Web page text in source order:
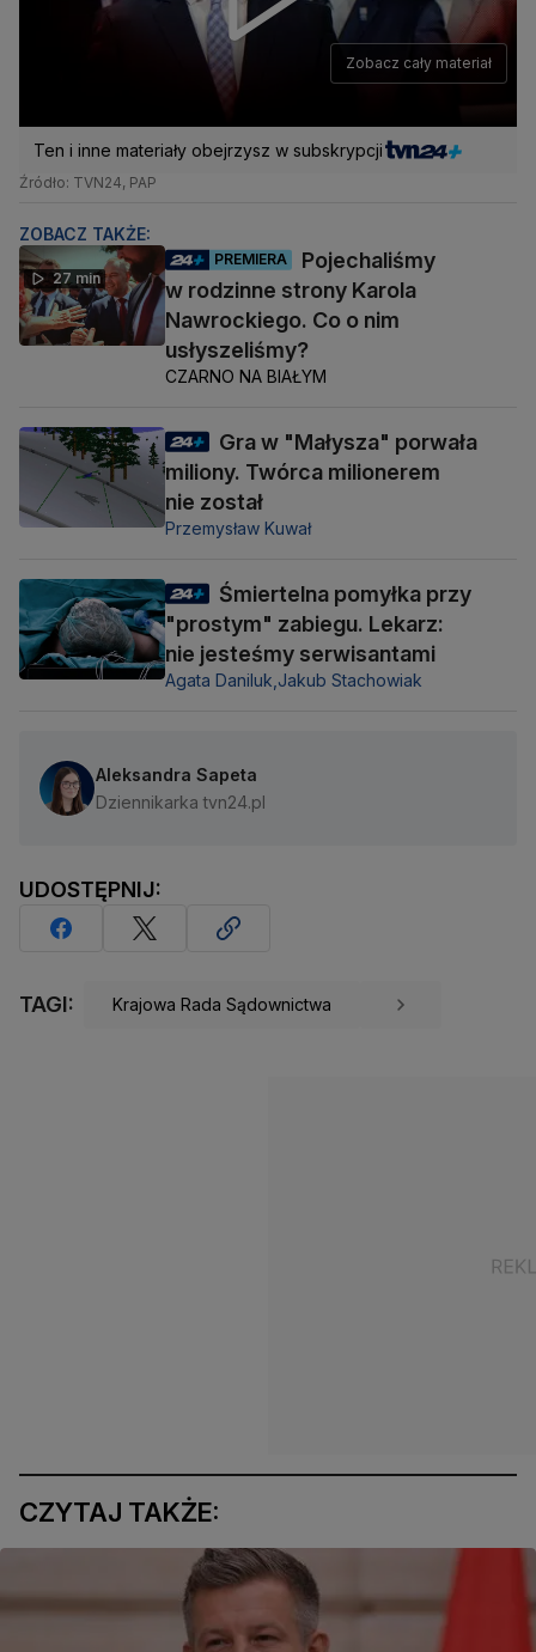
Zobacz cały materiał
Ten i inne materiały obejrzysz w subskrypcji
Źródło: TVN24, PAP
ZOBACZ TAKŻE:
27 min
PREMIERA
Pojechaliśmy
w rodzinne strony Karola
Nawrockiego. Co o nim
usłyszeliśmy?
CZARNO NA BIAŁYM
Gra w "Małysza" porwała
miliony. Twórca milionerem
nie został
Przemysław Kuwał
Śmiertelna pomyłka przy
"prostym" zabiegu. Lekarz:
nie jesteśmy serwisantami
Agata Daniluk, Jakub Stachowiak
Aleksandra Sapeta
Dziennikarka tvn24.pl
UDOSTĘPNIJ:
TAGI: Krajowa Rada Sądownictwa
CZYTAJ TAKŻE: